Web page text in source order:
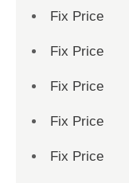
Fix Price
Fix Price
Fix Price
Fix Price
Fix Price